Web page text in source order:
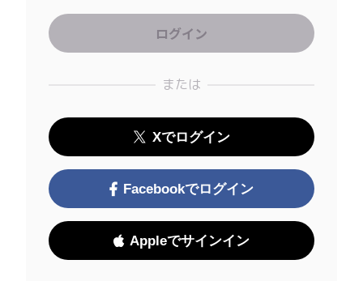
または
Xでログイン
Facebookでログイン
Appleでサインイン